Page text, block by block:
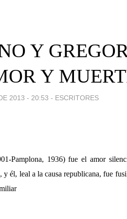
Y
Y
2013 - 20:53 - ESCRITORES
Pamplona, 1936) fue el amor
él, leal a la causa republicana, fue